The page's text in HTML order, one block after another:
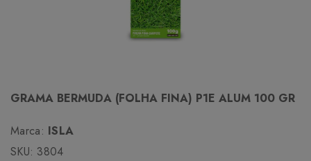
GRAMA BERMUDA (FOLHA FINA) P1E ALUM 100 GR
Marca: ISLA
SKU: 3804